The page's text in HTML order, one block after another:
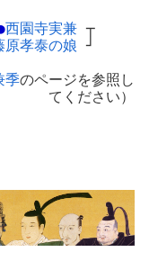
西園寺実兼 ┬
原孝泰の娘 ┘
季のページを参照し
てください）